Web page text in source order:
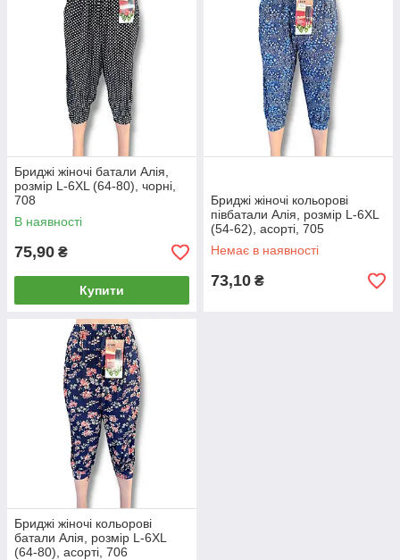
Бриджі жіночі батали Алія,
розмір L-6XL (64-80), чорні,
708
В наявності
75,90 ₴
Купити
Бриджі жіночі кольорові
півбатали Алія, розмір L-6XL
(54-62), асорті, 705
Немає в наявності
73,10 ₴
Бриджі жіночі кольорові
батали Алія, розмір L-6XL
(64-80), асорті, 706